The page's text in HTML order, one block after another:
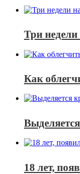
Три недели
Как
18 лет,